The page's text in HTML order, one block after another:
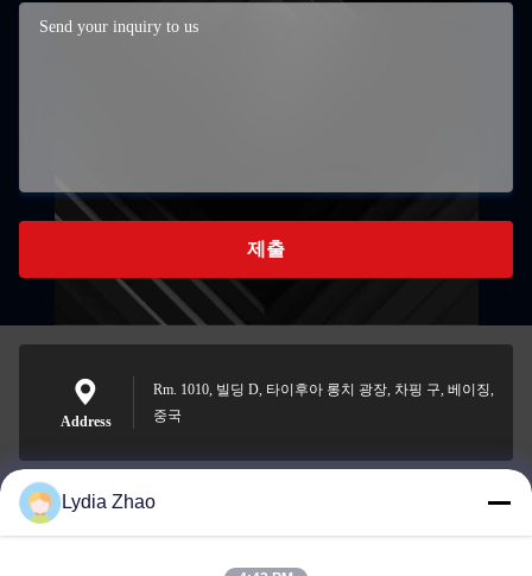
제출
Address
Rm. 1010, 빌딩 D, 타이후아 롱치 광장, 차핑 구, 베이징,
중국
jesingd@vip.sina.com
Lydia Zhao